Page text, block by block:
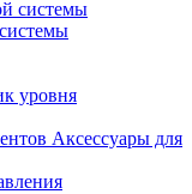
уровня
Аксессуары для